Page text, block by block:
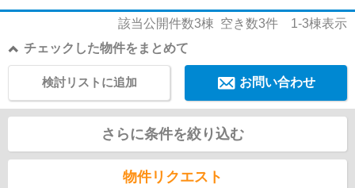
該当公開件数3棟 空き数3件 1-3棟表示
チェックした物件をまとめて
お問い合わせ
検討リストに追加
さらに条件を絞り込む
物件リクエスト